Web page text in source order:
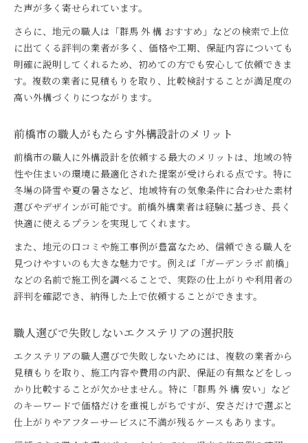
た声が多く寄せられています。
さらに、地元の職人は「群馬 外 構 おすすめ」などの検索で上位
に出てくる評判の業者が多く、価格や工期、保証内容についても
明確に説明してくれるため、初めての方でも安心して依頼できま
す。複数の業者に見積もりを取り、比較検討することが満足度の
高い外構づくりにつながります。
前橋市の職人がもたらす外構設計のメリット
前橋市の職人に外構設計を依頼する最大のメリットは、地域の特
性や住まいの環境に最適化された提案が受けられる点です。特に
冬場の降雪や夏の暑さなど、地域特有の気象条件に合わせた素材
選びやデザインが可能です。前橋外構業者は経験に基づき、長く
快適に使えるプランを実現してくれます。
また、地元の口コミや施工事例が豊富なため、信頼できる職人を
見つけやすいのも大きな魅力です。例えば「ガーデンラボ 前橋」
などの名前で施工例を調べることで、実際の仕上がりや利用者の
評判を確認でき、納得した上で依頼することができます。
職人選びで失敗しないエクステリアの選択肢
エクステリアの職人選びで失敗しないためには、複数の業者から
見積もりを取り、施工内容や費用の内訳、保証の有無などをしっ
かり比較することが欠かせません。特に「群馬 外 構 安い」など
のキーワードで価格だけを重視しがちですが、安さだけで選ぶと
仕上がりやアフターサービスに不満が残るケースもあります。